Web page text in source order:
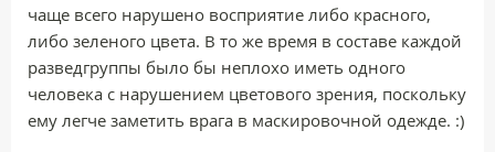
чаще всего нарушено восприятие либо красного,
либо зеленого цвета. В то же время в составе каждой
разведгруппы было бы неплохо иметь одного
человека с нарушением цветового зрения, поскольку
ему легче заметить врага в маскировочной одежде. :)